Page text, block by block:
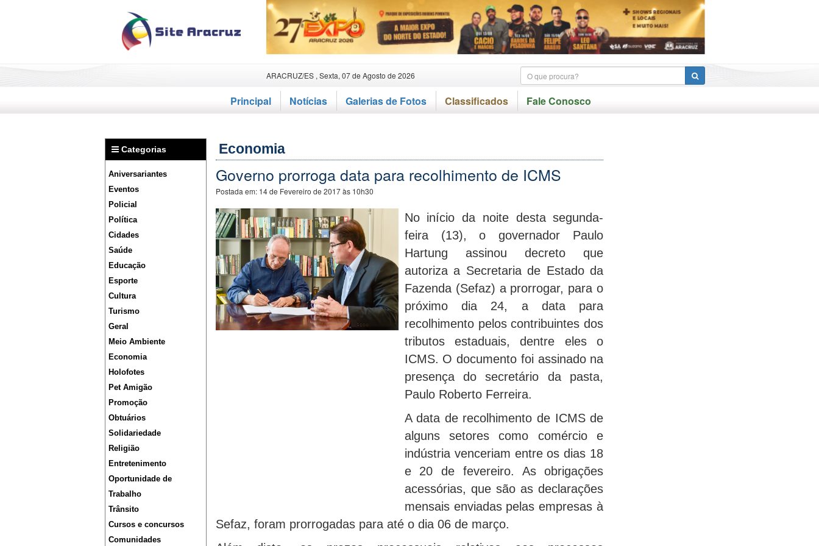
ARACRUZ/ES , Sexta, 07 de Agosto de 2026
Principal Notícias Galerias de Fotos Classificados Fale Conosco
Categorias
Aniversariantes
Eventos
Policial
Política
Cidades
Saúde
Educação
Esporte
Cultura
Turismo
Geral
Meio Ambiente
Economia
Holofotes
Pet Amigão
Promoção
Obtuários
Solidariedade
Religião
Entretenimento
Oportunidade de
Trabalho
Trânsito
Cursos e concursos
Comunidades
Economia
Governo prorroga data para recolhimento de ICMS
Postada em: 14 de Fevereiro de 2017 às 10h30
No início da noite desta segunda-
feira (13), o governador Paulo
Hartung assinou decreto que
autoriza a Secretaria de Estado da
Fazenda (Sefaz) a prorrogar, para o
próximo dia 24, a data para
recolhimento pelos contribuintes dos
tributos estaduais, dentre eles o
ICMS. O documento foi assinado na
presença do secretário da pasta,
Paulo Roberto Ferreira.
A data de recolhimento de ICMS de
alguns setores como comércio e
indústria venceriam entre os dias 18
e 20 de fevereiro. As obrigações
acessórias, que são as declarações
mensais enviadas pelas empresas à
Sefaz, foram prorrogadas para até o dia 06 de março.